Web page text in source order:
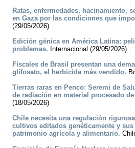
Ratas, enfermedades, hacinamiento,
en Gaza por las condiciones que
(29/05/2026)
Edición génica en América Latina:
problemas. Internacional (29/05/2026)
Fiscales de Brasil presentan una
glifosato, el herbicida más vendido.
Tierras raras en Penco: Seremi de
de radiación en material procesado
(18/05/2026)
Chile necesita una regulación
cultivos editados genéticamente y sus
patrimonio agrícola y alimentario.